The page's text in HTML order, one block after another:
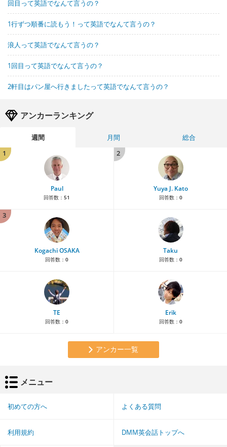
回目って英語でなんて言うの？
1行ずつ順番に読もう！って英語でなんて言うの？
浪人って英語でなんて言うの？
1回目って英語でなんて言うの？
2軒目はパン屋へ行きましたって英語でなんて言うの？
アンカーランキング
週間 月間
総合
1
Paul
回答数： 51
2
Yuya J. Kato
回答数： 0
3
Kogachi OSAKA
回答数： 0
Taku
回答数： 0
TE
回答数： 0
Erik
回答数： 0
アンカー一覧
メニュー
初めての方へ よくある質問
利用規約 DMM英会話トップへ